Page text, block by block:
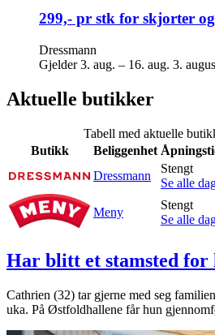
299,- pr stk for skjorter og
Dressmann
Gjelder 3. aug. – 16. aug. 3.
Aktuelle butikker
Tabell med aktuelle
Butikk
Beliggenhet
Dressmann
Stengt
Se alle
Meny
Stengt
Se alle
Har blitt et stamsted for
Cathrien (32) tar gjerne med seg
uka. På Østfoldhallene får hun